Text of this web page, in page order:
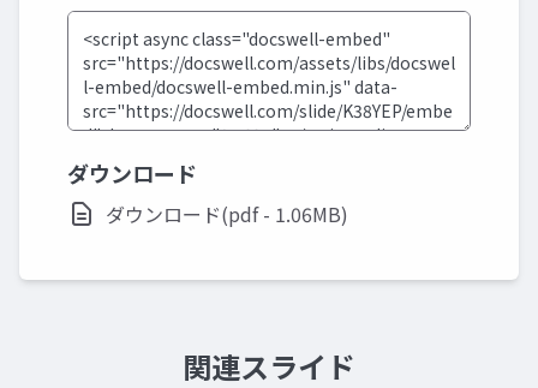
ダウンロード
ダウンロード(pdf - 1.06MB)
関連スライド